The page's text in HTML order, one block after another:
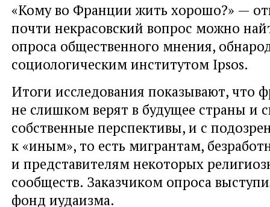
«Кому во Франции жить хорошо?» —
почти некрасовский вопрос можно
опроса общественного мнения,
социологическим институтом Ipsos.
Итоги исследования показывают, что
не слишком верят в будущее страны и
собственные перспективы, и с
к «иным», то есть мигрантам,
и представителям некоторых
сообществ. Заказчиком опроса
фонд иудаизма.